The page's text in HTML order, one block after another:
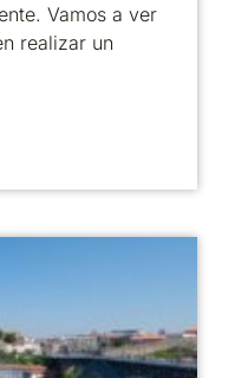
Vamos a ver
realizar un